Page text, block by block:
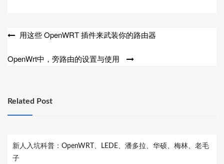
文
导
用这些 OpenWRT 插件来武装你的路由器
OpenWrt中，旁路由的设置与使用
Related Post
新人入坑科普：OpenWRT、LEDE、潘多拉、华硕、梅林、老毛
子